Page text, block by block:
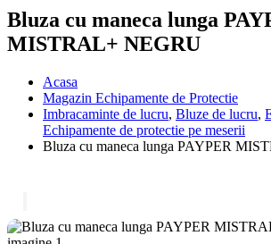
Bluza cu maneca lunga
MISTRAL+ NEGRU
Acasa
Magazin Echipamente de Protectie
Imbracaminte de lucru, Bluze de lucru,
Echipamente de protectie pe meserii
Bluza cu maneca lunga PAYPER